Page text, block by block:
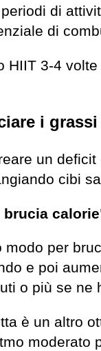
di
di
HIIT 3-4
i grassi
un
cibi
brucia
modo per
e poi
o più se ne
è un altro
moderato